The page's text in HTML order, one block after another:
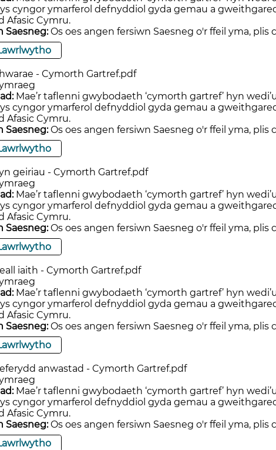
cyngor ymarferol defnyddiol gyda gemau a
Afasic Cymru.
Saesneg:Os oes angen fersiwn Saesneg o'r ffeil yma, plis
- Cymorth Gartref.pdf
Mae’r taflenni gwybodaeth ‘cymorth gartref’ hyn
cyngor ymarferol defnyddiol gyda gemau a
Afasic Cymru.
Saesneg:Os oes angen fersiwn Saesneg o'r ffeil yma, plis
geiriau - Cymorth Gartref.pdf
Mae’r taflenni gwybodaeth ‘cymorth gartref’ hyn
cyngor ymarferol defnyddiol gyda gemau a
Afasic Cymru.
Saesneg:Os oes angen fersiwn Saesneg o'r ffeil yma, plis
iaith - Cymorth Gartref.pdf
Mae’r taflenni gwybodaeth ‘cymorth gartref’ hyn
cyngor ymarferol defnyddiol gyda gemau a
Afasic Cymru.
Saesneg:Os oes angen fersiwn Saesneg o'r ffeil yma, plis
anwastad - Cymorth Gartref.pdf
Mae’r taflenni gwybodaeth ‘cymorth gartref’ hyn
cyngor ymarferol defnyddiol gyda gemau a
Afasic Cymru.
Saesneg:Os oes angen fersiwn Saesneg o'r ffeil yma, plis